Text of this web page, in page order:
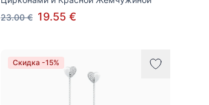
23.00 € 19.55 €
Скидка -15%